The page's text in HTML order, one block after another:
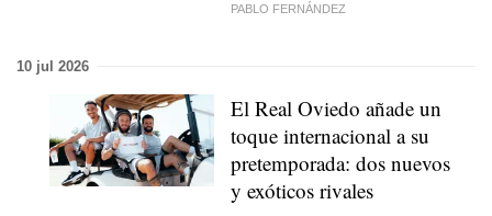
PABLO FERNÁNDEZ
10 jul 2026
El Real Oviedo añade un
toque internacional a su
pretemporada: dos nuevos
y exóticos rivales